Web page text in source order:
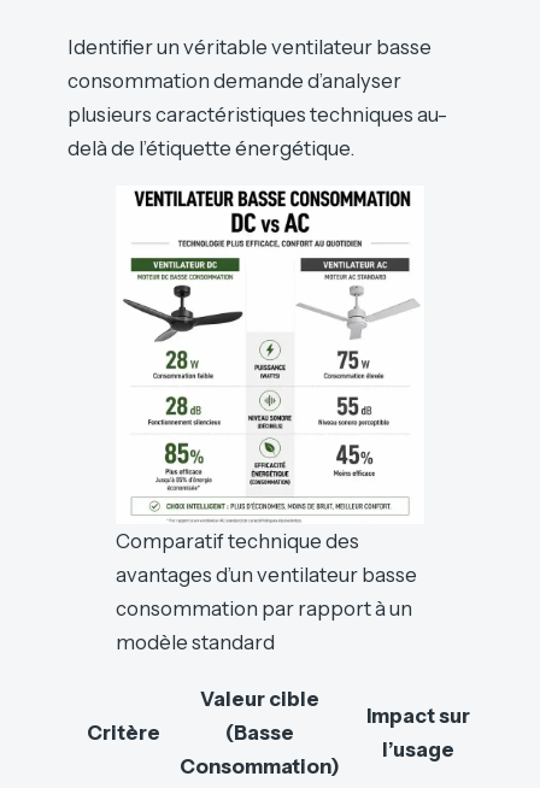
Identifier un véritable ventilateur basse
consommation demande d’analyser
plusieurs caractéristiques techniques au-
delà de l’étiquette énergétique.
Comparatif technique des
avantages d’un ventilateur basse
consommation par rapport à un
modèle standard
Critère
Valeur cible
(Basse
Consommation)
Impact sur
l’usage